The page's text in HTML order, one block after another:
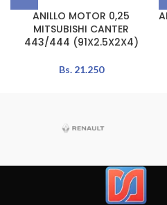
ANILLO MOTOR 0,25
MITSUBISHI CANTER
443/444 (91X2.5X2X4)
Bs.21.250